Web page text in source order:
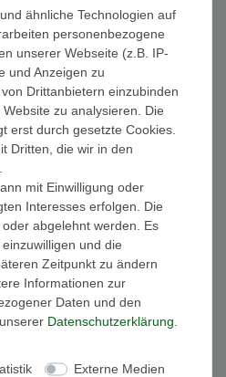
AGB Kontakt
EINLEGEN
ähnliche Technologien auf
personenbezogene
unserer Webseite (z.B. IP-
und Anzeigen zu
Drittanbietern einzubinden
zu analysieren. Die
erst durch gesetzte Cookies.
Dritten, die wir in den
mit Einwilligung oder
Interesses erfolgen. Die
abgelehnt werden. Es
und die
Zeitpunkt zu ändern
Informationen zur
Daten und den
Daten­schutz­erklärung
Externe Medien
| Alle Rechte vorbehalten.